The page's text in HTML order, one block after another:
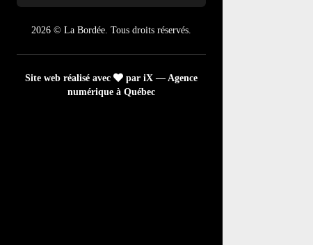
2026 © La Bordée. Tous droits réservés.
Site web réalisé avec
par iX — Agence
numérique à Québec